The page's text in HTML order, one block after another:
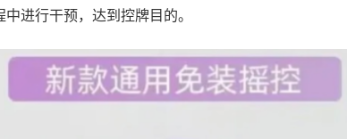
进行干预，达到控牌目的。